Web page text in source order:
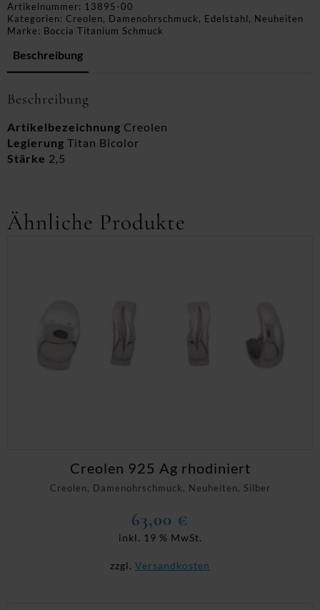
Artikelnummer: 13895-00
Kategorien: Creolen, Damenohrschmuck, Edelstahl, Neuheiten
Marke: Boccia Titanium Schmuck
Beschreibung
Beschreibung
Artikelbezeichnung Creolen
Legierung Titan Bicolor
Stärke 2,5
Ähnliche Produkte
Creolen, Damenohrschmuck, Neuheiten, Silber
Creolen 925 Ag rhodiniert
63,00 €
inkl. 19 % MwSt.
zzgl. Versandkosten